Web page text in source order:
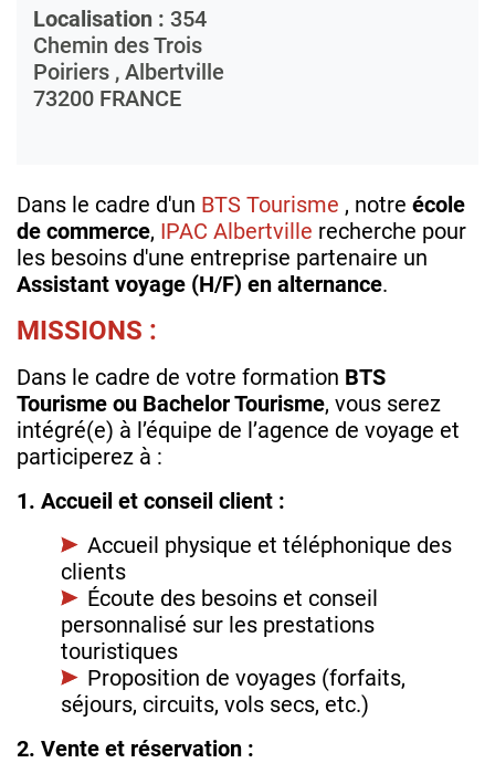
Localisation : 354
Chemin des Trois
Poiriers , Albertville
73200 FRANCE
Dans le cadre d'un BTS Tourisme , notre école
de commerce, IPAC Albertville recherche pour
les besoins d'une entreprise partenaire un
Assistant voyage (H/F) en alternance.
MISSIONS :
Dans le cadre de votre formation BTS
Tourisme ou Bachelor Tourisme, vous serez
intégré(e) à l’équipe de l’agence de voyage et
participerez à :
1. Accueil et conseil client :
Accueil physique et téléphonique des
clients
Écoute des besoins et conseil
personnalisé sur les prestations
touristiques
Proposition de voyages (forfaits,
séjours, circuits, vols secs, etc.)
2. Vente et réservation :